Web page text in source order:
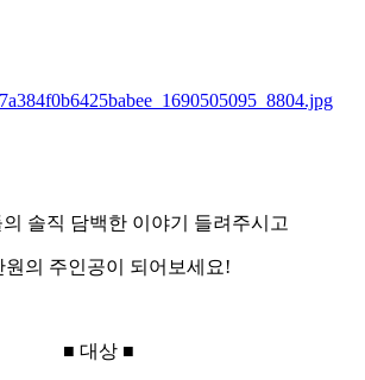
솔직 담백한 이야기 들려주시고
원의 주인공이 되어보세요!
■ 대상 ■